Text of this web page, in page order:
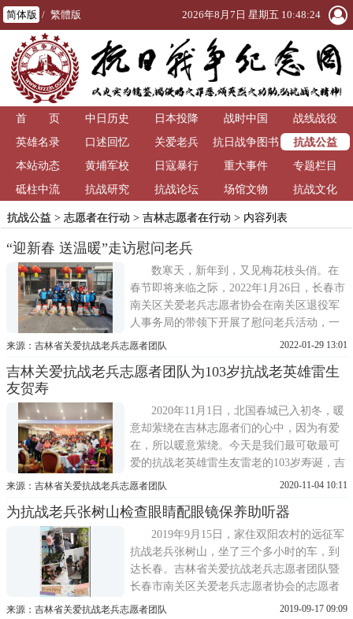
简体版 / 繁體版 2026年8月7日 星期五 10:48:25
首 页 中日历史 日本投降 战时中国
战线战役
英雄名录
口述回忆 关爱老兵
抗日战争图书
馆
抗战公益
本站动态
黄埔军校 日寇暴行 重大事件
专题栏目
砥柱中流
抗战研究 抗战论坛 场馆文物 抗战文化
抗战公益 > 志愿者在行动 > 吉林志愿者在行动 > 内容列表
“迎新春 送温暖”走访慰问老兵
数寒天，新年到，又见梅花枝头俏。在
春节即将来临之际，2022年1月26日，长春市
南关区关爱老兵志愿者协会在南关区退役军
人事务局的带领下开展了慰问老兵活动，一
同参与志愿服务的小伙伴还有碟诺集团、长
春节将至，虽然疫情当前，但是无法阻挡志
忱。本次活动共走访了1
来源：吉林省关爱抗战老兵志愿者团队 2022-01-29 13:01
吉林关爱抗战老兵志愿者团队为103岁抗战老英雄雷生
友贺寿
2020年11月1日，北国春城已入初冬，暖
意却萦绕在吉林志愿者们的心中，因为有爱
在，所以暖意萦绕。今天是我们最可敬最可
爱的抗战老英雄雷生友雷老的103岁寿诞，吉
林志愿者团队和长春小义工们共同为雷老庆
有杀身成仁。英雄就是志士仁人，在国家危
难之际他们是首先站出来的!1937年七七卢沟
桥事变，雷老是铁匠
来源：吉林省关爱抗战老兵志愿者团队 2020-11-04 10:11
为抗战老兵张树山检查眼睛配眼镜保养助听器
2019年9月15日，家住双阳农村的远征军
抗战老兵张树山，坐了三个多小时的车，到
达长春。吉林省关爱抗战老兵志愿者团队暨
长春市南关区关爱老兵志愿者协会的志愿者
为张老提前预订好宾馆，并在宾馆旁边为他
来源：吉林省关爱抗战老兵志愿者团队 2019-09-17 09:09